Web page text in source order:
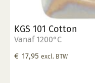
KGS 101 Cotton
Vanaf 1200°C
€ 17,95 excl. BTW